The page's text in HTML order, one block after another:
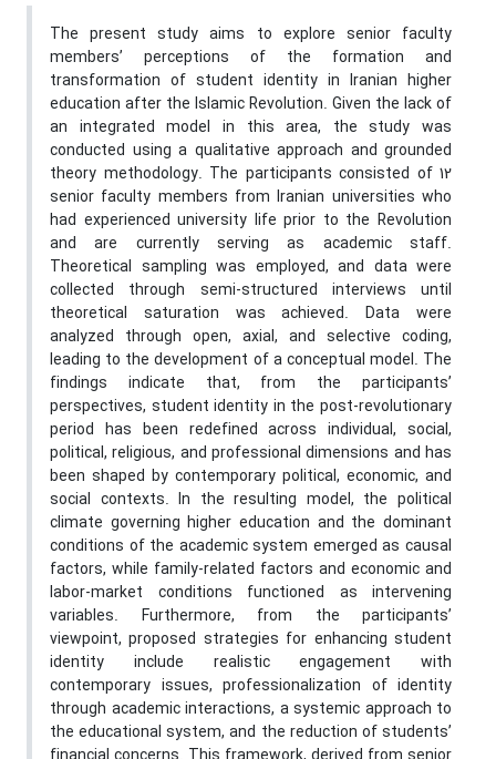
The present study aims to explore senior faculty
members’ perceptions of the formation and
transformation of student identity in Iranian higher
education after the Islamic Revolution. Given the lack of
an integrated model in this area, the study was
conducted using a qualitative approach and grounded
theory methodology. The participants consisted of 12
senior faculty members from Iranian universities who
had experienced university life prior to the Revolution
and are currently serving as academic staff.
Theoretical sampling was employed, and data were
collected through semi-structured interviews until
theoretical saturation was achieved. Data were
analyzed through open, axial, and selective coding,
leading to the development of a conceptual model. The
findings indicate that, from the participants’
perspectives, student identity in the post-revolutionary
period has been redefined across individual, social,
political, religious, and professional dimensions and has
been shaped by contemporary political, economic, and
social contexts. In the resulting model, the political
climate governing higher education and the dominant
conditions of the academic system emerged as causal
factors, while family-related factors and economic and
labor-market conditions functioned as intervening
variables. Furthermore, from the participants’
viewpoint, proposed strategies for enhancing student
identity include realistic engagement with
contemporary issues, professionalization of identity
through academic interactions, a systemic approach to
the educational system, and the reduction of students’